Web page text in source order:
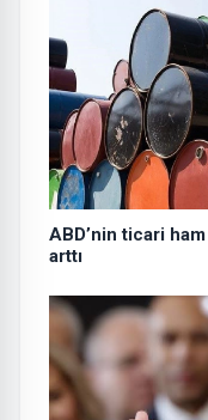
ABD’nin ticari
arttı